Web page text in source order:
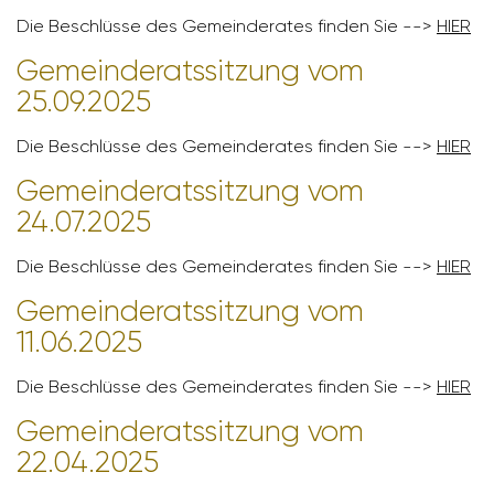
Die Beschlüsse des Gemein­de­rates finden Sie --> HIER
Gemein­de­rats­sit­zung vom
25.09.2025
Die Beschlüsse des Gemein­de­rates finden Sie --> HIER
Gemein­de­rats­sit­zung vom
24.07.2025
Die Beschlüsse des Gemein­de­rates finden Sie --> HIER
Gemein­de­rats­sit­zung vom
11.06.2025
Die Beschlüsse des Gemein­de­rates finden Sie --> HIER
Gemein­de­rats­sit­zung vom
22.04.2025